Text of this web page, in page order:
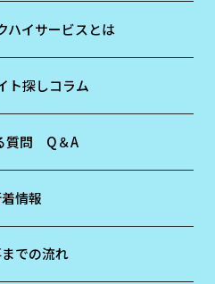
ハイサービスとは
ト探しコラム
質問 Q＆A
情報
での流れ